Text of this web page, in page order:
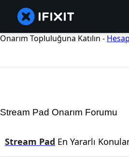
Onarım Topluluğuna Katılın -
Stream Pad Onarım Forumu
Stream Pad En Yararlı